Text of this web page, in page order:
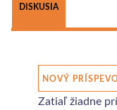
DISKUSIA
NOVÝ
Zatiaľ žiadne